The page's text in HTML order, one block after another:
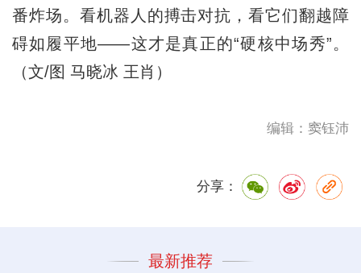
番炸场。看机器人的搏击对抗，看它们翻越障
碍如履平地——这才是真正的“硬核中场秀”。
（文/图 马晓冰 王肖）
编辑：窦钰沛
分享：
最新推荐